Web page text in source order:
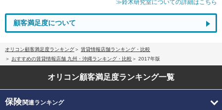
≫鈴木研究室についての詳細はこちら
顧客満足度について
オリコン顧客満足度ランキング
賃貸情報店舗ランキング・比較
おすすめの賃貸情報店舗 九州・沖縄ランキング・比較
2017年版
オリコン顧客満足度ランキング一覧
保険関連ランキング